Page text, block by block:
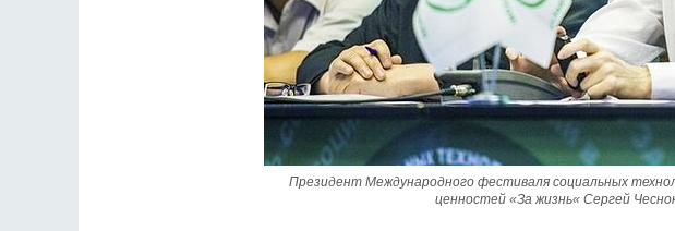
Президент Международного фестиваля социальных
ценностей «За жизнь« Сергей